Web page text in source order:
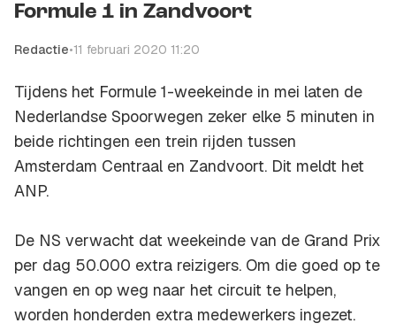
Formule 1 in Zandvoort
Redactie•11 februari 2020 11:20
Tijdens het Formule 1-weekeinde in mei laten de
Nederlandse Spoorwegen zeker elke 5 minuten in
beide richtingen een trein rijden tussen
Amsterdam Centraal en Zandvoort. Dit meldt het
ANP.
De NS verwacht dat weekeinde van de Grand Prix
per dag 50.000 extra reizigers. Om die goed op te
vangen en op weg naar het circuit te helpen,
worden honderden extra medewerkers ingezet.